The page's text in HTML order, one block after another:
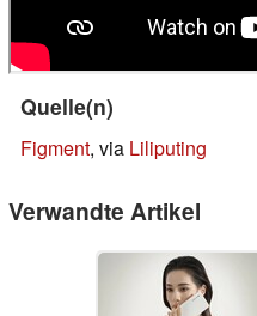
Quelle(n)
Figment, via Liliputing
Verwandte Artikel